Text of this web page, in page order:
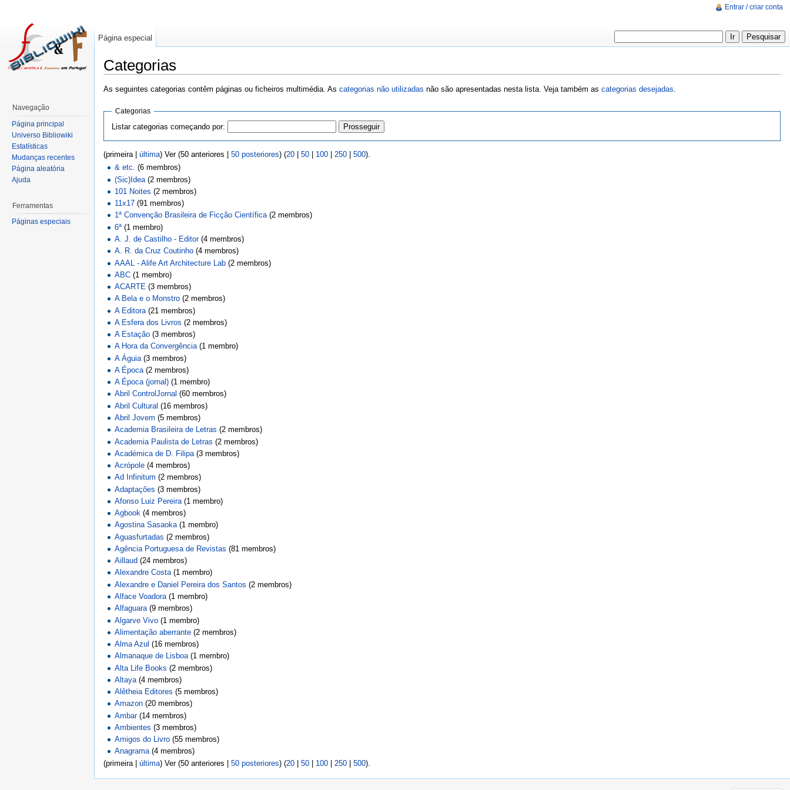
Categorias
As seguintes categorias contêm páginas ou ficheiros multimédia. As categorias não utilizadas não são apresentadas nesta lista. Veja também as categorias desejadas.
Categorias
Listar categorias começando por:
(primeira | última) Ver (50 anteriores | 50 posteriores) (20 | 50 | 100 | 250 | 500).
& etc. ‏‎ (6 membros)
(Sic)Idea ‏‎ (2 membros)
101 Noites ‏‎ (2 membros)
11x17 ‏‎ (91 membros)
1ª Convenção Brasileira de Ficção Científica‏‎ (2 membros)
6ª ‏‎ (1 membro)
A. J. de Castilho - Editor‏‎ (4 membros)
A. R. da Cruz Coutinho ‏‎ (4 membros)
AAAL - Alife Art Architecture Lab ‏‎ (2 membros)
ABC ‏‎ (1 membro)
ACARTE ‏‎ (3 membros)
A Bela e o Monstro ‏‎ (2 membros)
A Editora ‏‎ (21 membros)
A Esfera dos Livros ‏‎ (2 membros)
A Estação ‏‎ (3 membros)
A Hora da Convergência‏‎ (1 membro)
A Águia ‏‎ (3 membros)
A Época ‏‎ (2 membros)
A Época (jornal) ‏‎ (1 membro)
Abril ControlJornal ‏‎ (60 membros)
Abril Cultural ‏‎ (16 membros)
Abril Jovem ‏‎ (5 membros)
Academia Brasileira de Letras ‏‎ (2 membros)
Academia Paulista de Letras ‏‎ (2 membros)
Académica de D. Filipa ‏‎ (3 membros)
Acrópole ‏‎ (4 membros)
Ad Infinitum ‏‎ (2 membros)
Adaptações ‏‎ (3 membros)
Afonso Luiz Pereira ‏‎ (1 membro)
Agbook ‏‎ (4 membros)
Agostina Sasaoka‏‎ (1 membro)
Aguasfurtadas ‏‎ (2 membros)
Agência Portuguesa de Revistas ‏‎ (81 membros)
Aillaud ‏‎ (24 membros)
Alexandre Costa‏‎ (1 membro)
Alexandre e Daniel Pereira dos Santos ‏‎ (2 membros)
Alface Voadora ‏‎ (1 membro)
Alfaguara‏‎ (9 membros)
Algarve Vivo ‏‎ (1 membro)
Alimentação aberrante ‏‎ (2 membros)
Alma Azul ‏‎ (16 membros)
Almanaque de Lisboa‏‎ (1 membro)
Alta Life Books ‏‎ (2 membros)
Altaya ‏‎ (4 membros)
Alêtheia Editores ‏‎ (5 membros)
Amazon ‏‎ (20 membros)
Ambar‏‎ (14 membros)
Ambientes ‏‎ (3 membros)
Amigos do Livro ‏‎ (55 membros)
Anagrama‏‎ (4 membros)
(primeira | última) Ver (50 anteriores | 50 posteriores) (20 | 50 | 100 | 250 | 500).
Entrar / criar conta
Página especial
Navegação
Página principal
Universo Bibliowiki
Estatísticas
Mudanças recentes
Página aleatória
Ajuda
Ferramentas
Páginas especiais